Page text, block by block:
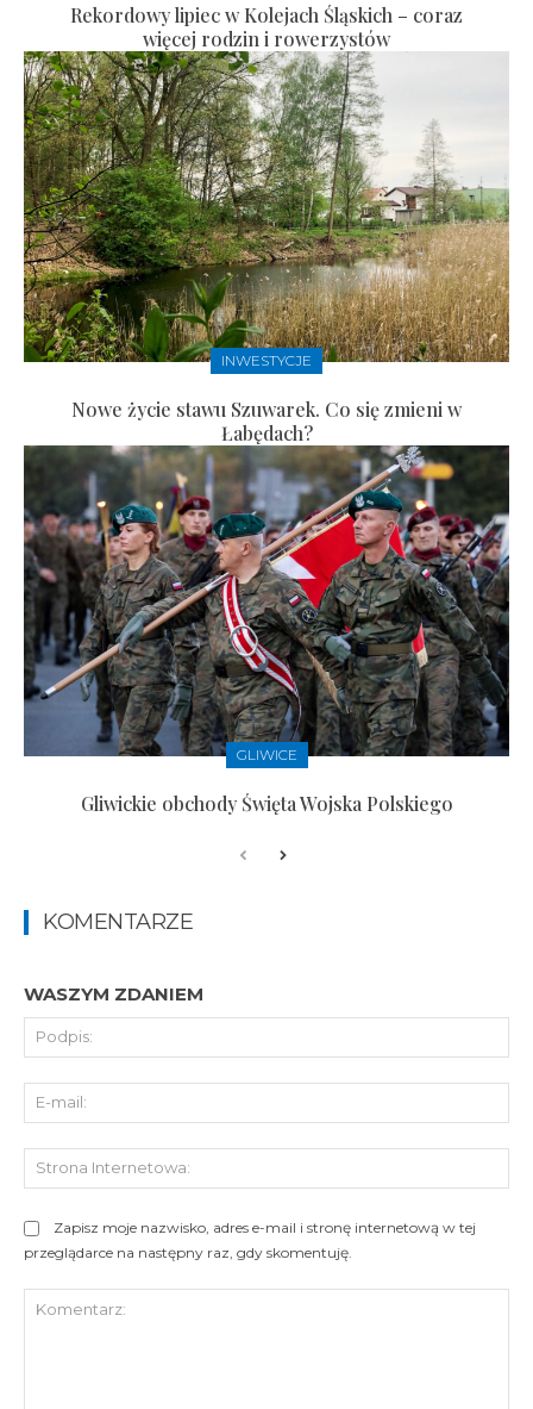
Rekordowy lipiec w Kolejach Śląskich – coraz
więcej rodzin i rowerzystów
INWESTYCJE
Nowe życie stawu Szuwarek. Co się zmieni w
Łabędach?
GLIWICE
Gliwickie obchody Święta Wojska Polskiego
KOMENTARZE
WASZYM ZDANIEM
Zapisz moje nazwisko, adres e-mail i stronę internetową w tej
przeglądarce na następny raz, gdy skomentuję.